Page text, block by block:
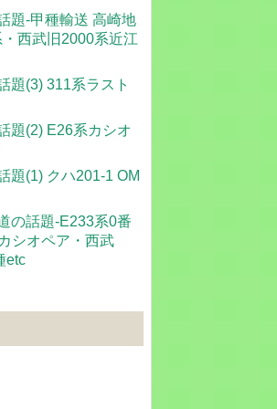
題-甲種輸送 高崎地
西武旧2000系近江
題(3) 311系ラスト
題(2) E26系カシオ
題(1) クハ201-1 OM
の話題-E233系0番
シオペア・西武
etc